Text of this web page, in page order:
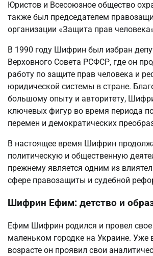
Юристов и Всесоюзное общество
также был председателем
организации «Защита прав
В 1990 году Шифрин был избран
Верховного Совета РСФСР, где он
работу по защите прав человека и
юридической системы в стране.
большому опыту и авторитету,
ключевых фигур во время периода
перемен и демократических
В настоящее время Шифрин
политическую и общественную
прежнему является одним из
сфере правозащиты и судебной
Шифрин Ефим: детство и
Ефим Шифрин родился и провел свое
маленьком городке на Украине. Уже
возрасте он проявил свои